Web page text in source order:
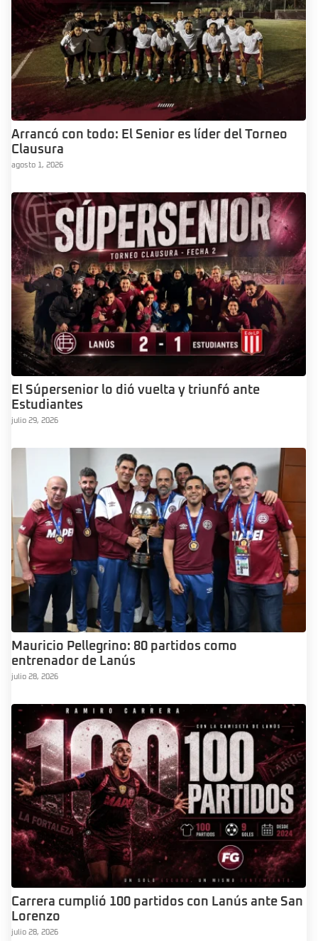
Arrancó con todo: El Senior es líder del Torneo
Clausura
agosto 1, 2026
El Súpersenior lo dió vuelta y triunfó ante
Estudiantes
julio 29, 2026
Mauricio Pellegrino: 80 partidos como
entrenador de Lanús
julio 28, 2026
Carrera cumplió 100 partidos con Lanús ante San
Lorenzo
julio 28, 2026